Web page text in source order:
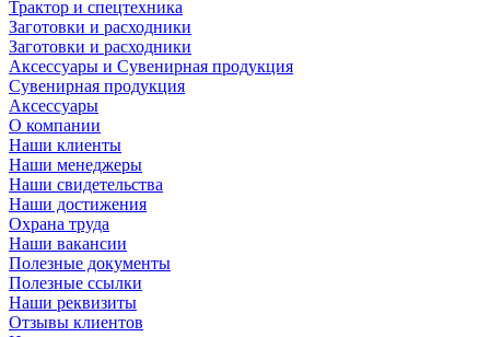
Трактор и спецтехника
Заготовки и расходники
Заготовки и расходники
Аксессуары и Сувенирная продукция
Сувенирная продукция
Аксессуары
О компании
Наши клиенты
Наши менеджеры
Наши свидетельства
Наши достижения
Охрана труда
Наши вакансии
Полезные документы
Полезные ссылки
Наши реквизиты
Отзывы клиентов